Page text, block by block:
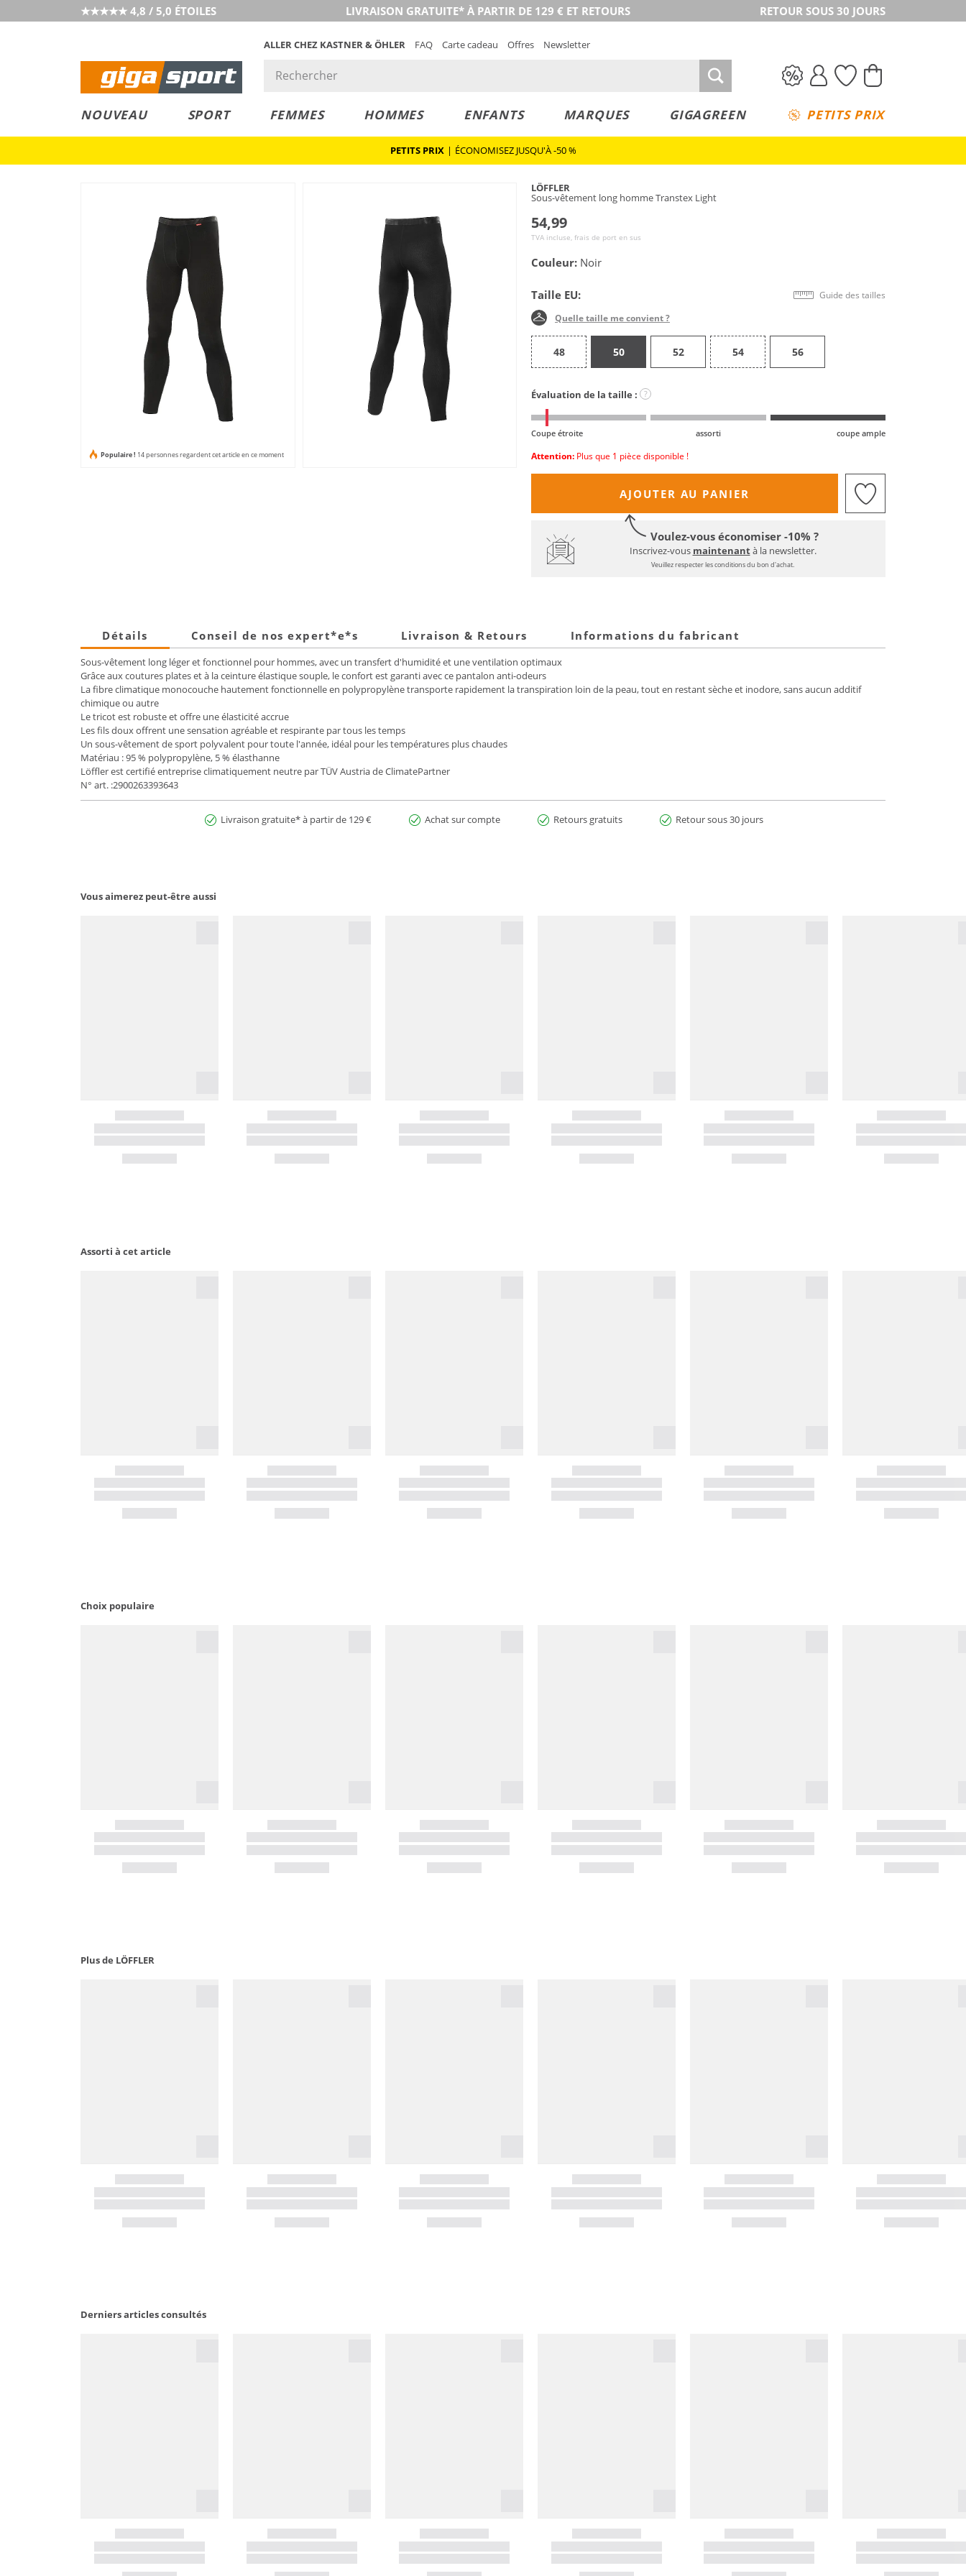
★★★★★ 4,8 / 5,0 ÉTOILES LIVRAISON GRATUITE* À PARTIR DE 129 € ET RETOURS RETOUR SOUS 30 JOURS
ALLER CHEZ KASTNER & ÖHLER FAQ Carte cadeau Offres Newsletter
NOUVEAU SPORT FEMMES HOMMES ENFANTS MARQUES GIGAGREEN PETITS PRIX
PETITS PRIX | ÉCONOMISEZ JUSQU'À -50 %
Populaire ! 14 personnes regardent cet article en ce moment
LÖFFLER
Sous-vêtement long homme Transtex Light
54,99
TVA incluse, frais de port en sus
Couleur: Noir
Taille EU: Guide des tailles
Quelle taille me convient ?
48 50 52 54 56
Évaluation de la taille : ?
Coupe étroite assorti coupe ample
Attention: Plus que 1 pièce disponible !
AJOUTER AU PANIER
Voulez-vous économiser -10% ?
Inscrivez-vous maintenantà la newsletter.
Veuillez respecter les conditions du bon d'achat.
Détails Conseil de nos expert*e*s Livraison & Retours Informations du fabricant
Sous-vêtement long léger et fonctionnel pour hommes, avec un transfert d'humidité et une ventilation optimaux
Grâce aux coutures plates et à la ceinture élastique souple, le confort est garanti avec ce pantalon anti-odeurs
La fibre climatique monocouche hautement fonctionnelle en polypropylène transporte rapidement la transpiration loin de la peau, tout en restant sèche et inodore, sans aucun additif
chimique ou autre
Le tricot est robuste et offre une élasticité accrue
Les fils doux offrent une sensation agréable et respirante par tous les temps
Un sous-vêtement de sport polyvalent pour toute l'année, idéal pour les températures plus chaudes
Matériau : 95 % polypropylène, 5 % élasthanne
Löffler est certifié entreprise climatiquement neutre par TÜV Austria de ClimatePartner
N° art. :2900263393643
Livraison gratuite* à partir de 129 € Achat sur compte Retours gratuits Retour sous 30 jours
Vous aimerez peut-être aussi
Assorti à cet article
Choix populaire
Plus de LÖFFLER
Derniers articles consultés